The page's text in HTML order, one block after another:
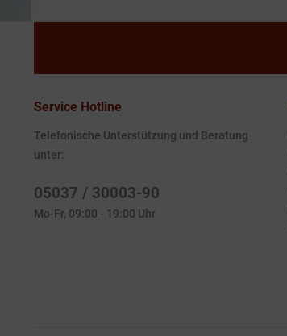
Service Hotline
Telefonische Unterstützung und Beratung
unter:
05037 / 30003-90
Mo-Fr, 09:00 - 19:00 Uhr